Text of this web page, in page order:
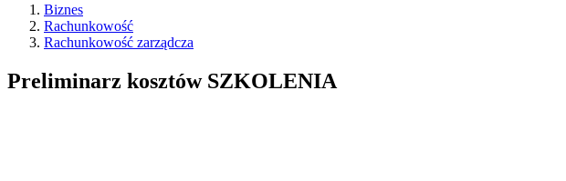
Biznes
Rachunkowość
Rachunkowość zarządcza
Preliminarz kosztów SZKOLENIA